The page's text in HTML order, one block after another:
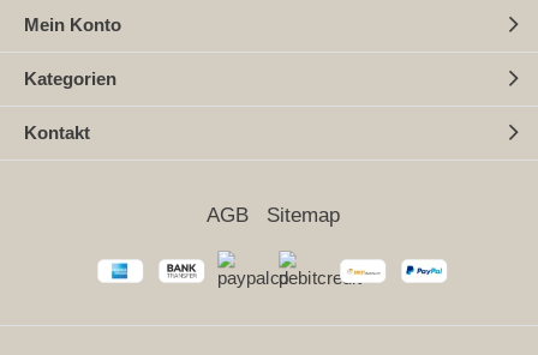
Mein Konto
Kategorien
Kontakt
AGB Sitemap